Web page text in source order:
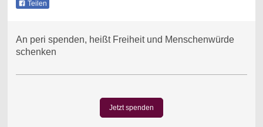
Teilen
An peri spenden, heißt Freiheit und Menschenwürde
schenken
Jetzt spenden